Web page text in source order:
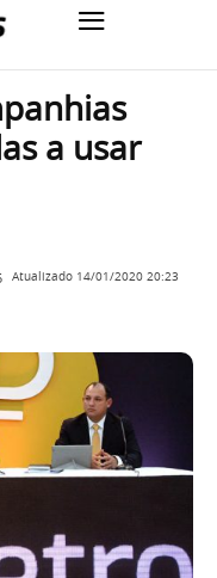
a usar
Atualizado 14/01/2020 20:23